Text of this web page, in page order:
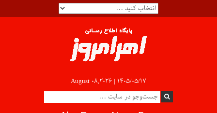
August 08,2026 | ۱۴۰۵/۰۵/۱۷